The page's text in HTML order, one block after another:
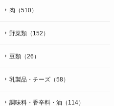
肉（510）
野菜類（152）
豆類（26）
乳製品・チーズ（58）
調味料・香辛料・油（114）